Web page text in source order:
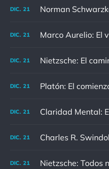
DIC. 21
DIC. 21
DIC. 21
DIC. 21
DIC. 21
DIC. 21
DIC. 21